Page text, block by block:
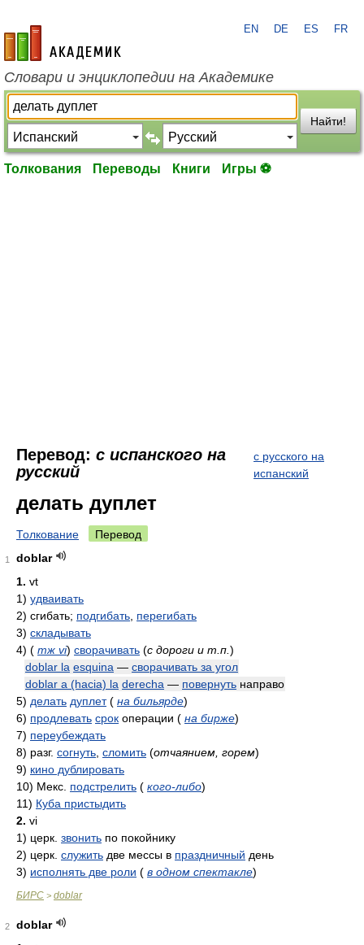
academic.ru
EN DE ES FR
Словари и энциклопедии на Академике
Найти!
Толкования Переводы Книги Игры ⚽
Перевод: с испанского на
русский
с русского на
испанский
делать дуплет
Толкование Перевод
1
doblar
1. vt
1) удваивать
2) сгибать; подгибать перегибать
3) складывать
4) ( тж vi) сворачивать (с дороги и т.п. )
doblar la esquina — сворачивать за угол
doblar a (hacia) la derecha — повернуть направо
5) делать дуплет ( на бильярде)
6) продлевать срок операции ( на бирже)
7) переубеждать
8) разг. согнуть сломить (отчаянием, горем)
9) кино дублировать
10) Мекс. подстрелить ( кого-либо)
11) Куба пристыдить
2. vi
1) церк. звонить по покойнику
2) церк. служить две мессы в праздничный день
3) исполнять две роли ( в одном спектакле)
БИРС > doblar
2
doblar